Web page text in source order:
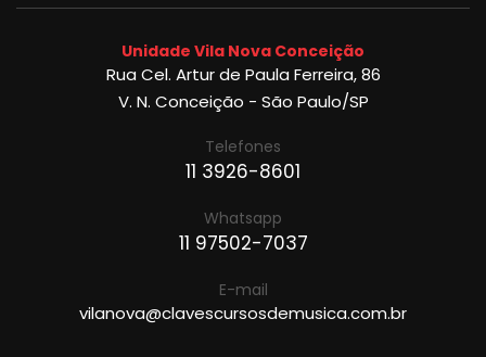
Unidade Vila Nova Conceição
Rua Cel. Artur de Paula Ferreira, 86
V. N. Conceição - São Paulo/SP
Telefones
11 3926-8601
Whatsapp
11 97502-7037
E-mail
vilanova@clavescursosdemusica.com.br